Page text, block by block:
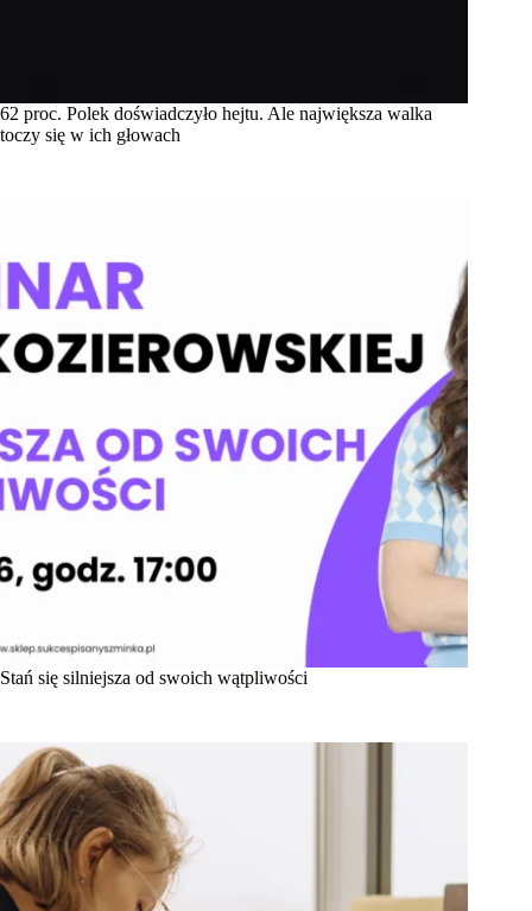
62 proc. Polek doświadczyło hejtu. Ale największa walka
toczy się w ich głowach
Stań się silniejsza od swoich wątpliwości